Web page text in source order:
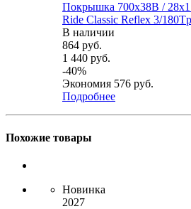
Покрышка 700x38B / 28x1
Ride Classic Reflex 3/
В наличии
864 руб.
1 440 руб.
-40%
Экономия 576 руб.
Подробнее
Похожие товары
Новинка
2027